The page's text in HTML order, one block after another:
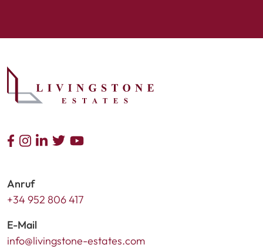
Anruf
+34 952 806 417
E-Mail
info@livingstone-estates.com